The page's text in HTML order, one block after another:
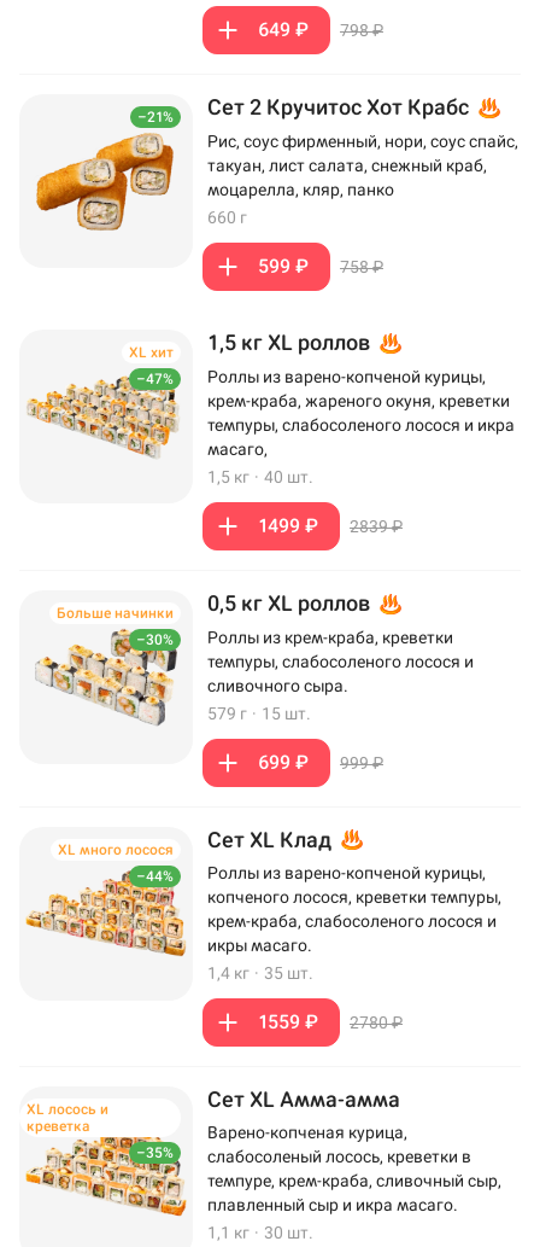
649 ₽ 798 ₽
–21% Сет 2 Кручитос Хот Крабс
Рис, соус фирменный, нори, соус спайс,
такуан, лист салата, снежный краб,
моцарелла, кляр, панко
660 г
599 ₽ 758 ₽
–47%
XL хит 1,5 кг XL роллов
Роллы из варено-копченой курицы,
крем-краба, жареного окуня, креветки
темпуры, слабосоленого лосося и икра
масаго,
1,5 кг · 40 шт.
1499 ₽ 2839 ₽
–30%
Больше начинки 0,5 кг XL роллов
Роллы из крем-краба, креветки
темпуры, слабосоленого лосося и
сливочного сыра.
579 г · 15 шт.
699 ₽ 999 ₽
–44%
XL много лосося Сет XL Клад
Роллы из варено-копченой курицы,
копченого лосося, креветки темпуры,
крем-краба, слабосоленого лосося и
икры масаго.
1,4 кг · 35 шт.
1559 ₽ 2780 ₽
–35%
XL лосось и
креветка
Сет XL Амма-амма
Варено-копченая курица,
слабосоленый лосось, креветки в
темпуре, крем-краба, сливочный сыр,
плавленный сыр и икра масаго.
1,1 кг · 30 шт.